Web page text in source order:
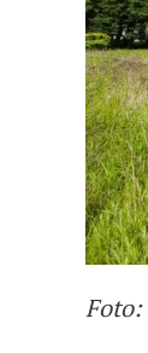
Foto: